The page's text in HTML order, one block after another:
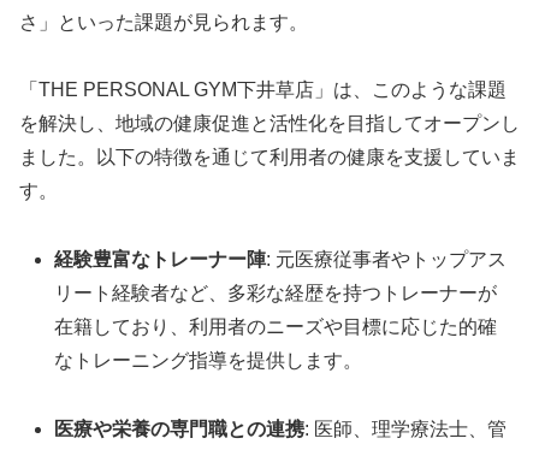
さ」といった課題が見られます。
「THE PERSONAL GYM下井草店」は、このような課題
を解決し、地域の健康促進と活性化を目指してオープンし
ました。以下の特徴を通じて利用者の健康を支援していま
す。
経験豊富なトレーナー陣: 元医療従事者やトップアス
リート経験者など、多彩な経歴を持つトレーナーが
在籍しており、利用者のニーズや目標に応じた的確
なトレーニング指導を提供します。
医療や栄養の専門職との連携: 医師、理学療法士、管